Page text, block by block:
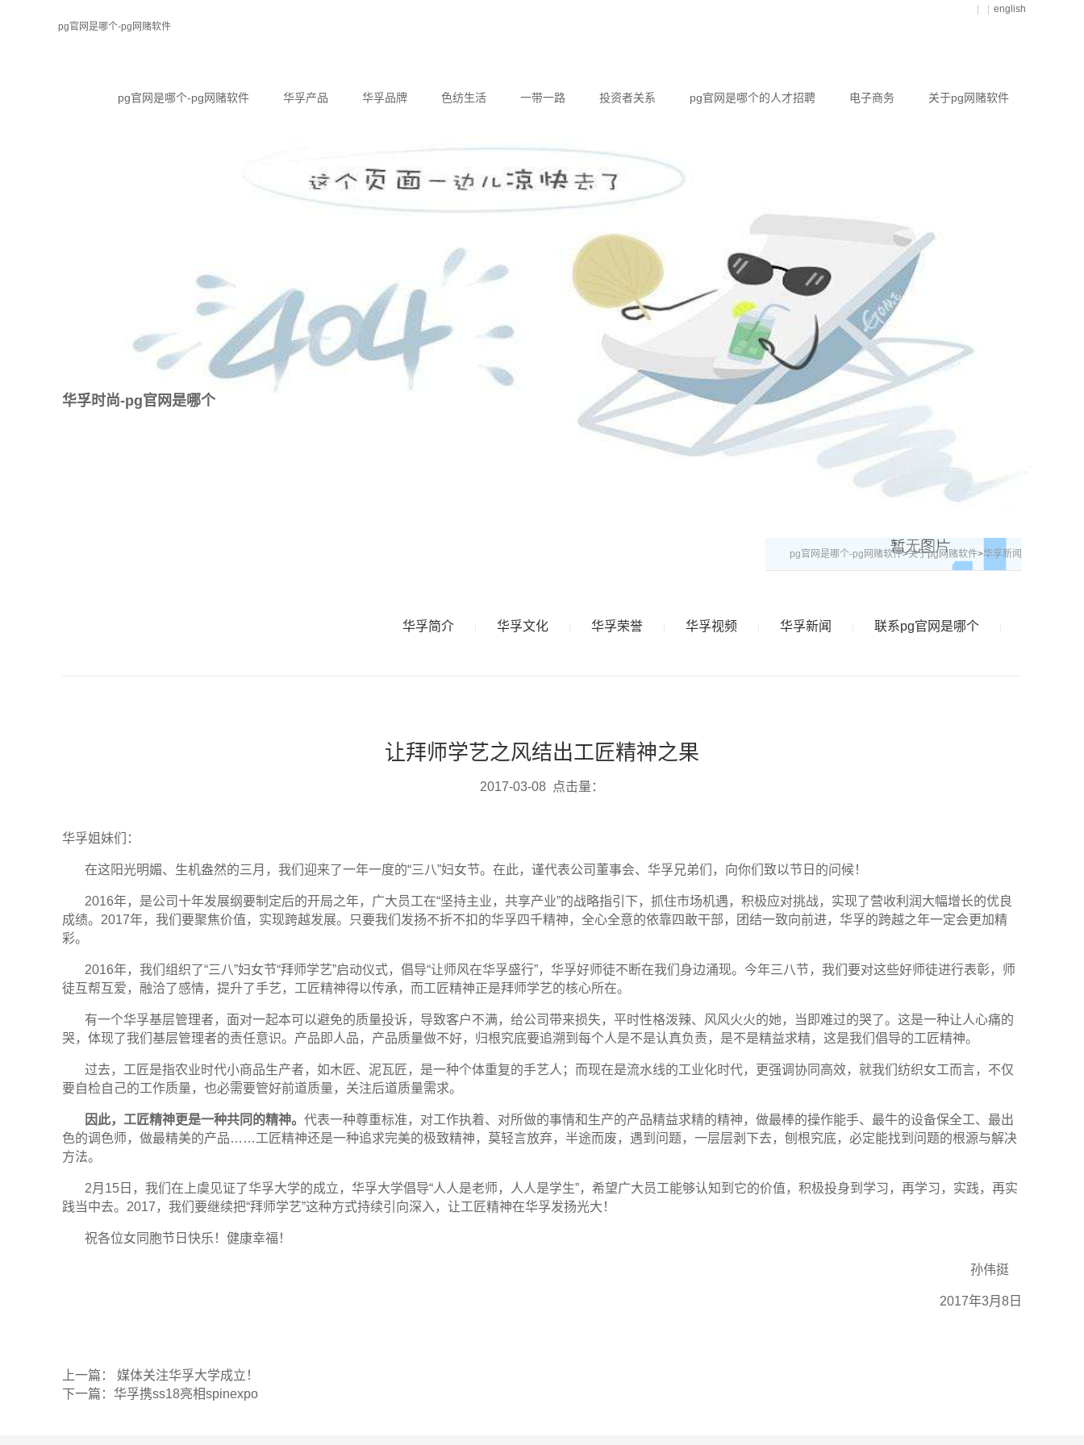
pg官网是哪个-pg网赌软件
english
pg官网是哪个-pg网赌软件 华孚产品 华孚品牌 色纺生活 一带一路 投资者关系 pg官网是哪个的人才招聘 电子商务 关于pg网赌软件
华孚时尚-pg官网是哪个
pg官网是哪个-pg网赌软件>关于pg网赌软件>华孚新闻
联系pg官网是哪个
华孚新闻
华孚视频
华孚荣誉
华孚文化
华孚简介
让拜师学艺之风结出工匠精神之果
2017-03-08 点击量：
华孚姐妹们：
在这阳光明媚、生机盎然的三月，我们迎来了一年一度的“三八”妇女节。在此，谨代表公司董事会、华孚兄弟们，向你们致以节日的问候！
2016年，是公司十年发展纲要制定后的开局之年，广大员工在“坚持主业，共享产业”的战略指引下，抓住市场机遇，积极应对挑战，实现了营收利润大幅增长的优良
成绩。 2017年，我们要聚焦价值，实现跨越发展。只要我们发扬不折不扣的华孚四千精神，全心全意的依靠四敢干部，团结一致向前进，华孚的跨越之年一定会更加精
彩。
2016年，我们组织了“三八”妇女节“拜师学艺”启动仪式，倡导“让师风在华孚盛行”，华孚好师徒不断在我们身边涌现。今年三八节，我们要对这些好师徒进行表彰，师
徒互帮互爱，融洽了感情，提升了手艺，工匠精神得以传承，而工匠精神正是拜师学艺的核心所在。
有一个华孚基层管理者，面对一起本可以避免的质量投诉，导致客户不满，给公司带来损失，平时性格泼辣、风风火火的她，当即难过的哭了。这是一种让人心痛的
哭，体现了我们基层管理者的责任意识。产品即人品，产品质量做不好，归根究底要追溯到每个人是不是认真负责，是不是精益求精，这是我们倡导的工匠精神。
过去，工匠是指农业时代小商品生产者，如木匠、泥瓦匠，是一种个体重复的手艺人；而现在是流水线的工业化时代，更强调协同高效，就我们纺织女工而言，不仅
要自检自己的工作质量，也必需要管好前道质量，关注后道质量需求。
因此，工匠精神更是一种共同的精神。 代表一种尊重标准，对工作执着、对所做的事情和生产的产品精益求精的精神，做最棒的操作能手、最牛的设备保全工、最出
色的调色师，做最精美的产品……工匠精神还是一种追求完美的极致精神，莫轻言放弃，半途而废，遇到问题，一层层剥下去，刨根究底，必定能找到问题的根源与解决
方法。
2月 15 日，我们在上虞见证了华孚大学的成立，华孚大学倡导“人人是老师，人人是学生”，希望广大员工能够认知到它的价值，积极投身到学习，再学习，实践，再实
践当中去。 2017 ，我们要继续把“拜师学艺”这种方式持续引向深入，让工匠精神在华孚发扬光大！
祝各位女同胞节日快乐！健康幸福！
孙伟挺
2017年3月 8 日
上一篇： 媒体关注华孚大学成立！
下一篇：华孚携ss18亮相spinexpo